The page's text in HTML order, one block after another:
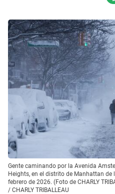
Gente caminando por la Avenida
Heights, en el distrito de Manhattan de
febrero de 2026. (Foto de CHARLY
/ CHARLY TRIBALLEAU